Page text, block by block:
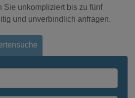
Sie unkompliziert bis zu fünf
und unverbindlich anfragen.